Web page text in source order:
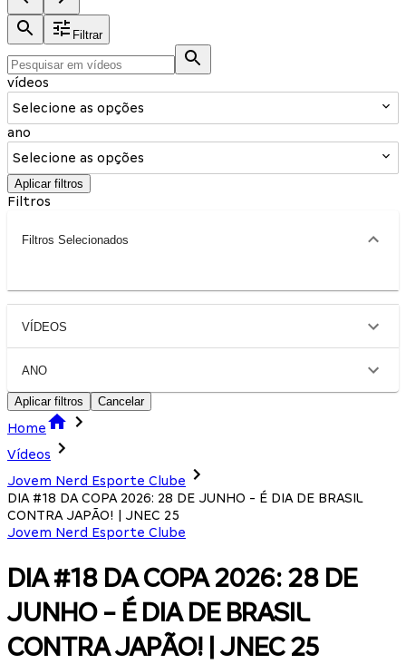
Filtrar
vídeos
Selecione as opções
ano
Selecione as opções
Aplicar filtros
Filtros
Filtros Selecionados
VÍDEOS
ANO
Aplicar filtros Cancelar
Home
Vídeos
Jovem Nerd Esporte Clube
DIA #18 DA COPA 2026: 28 DE JUNHO - É DIA DE BRASIL
CONTRA JAPÃO! | JNEC 25
Jovem Nerd Esporte Clube
DIA #18 DA COPA 2026: 28 DE
JUNHO - É DIA DE BRASIL
CONTRA JAPÃO! | JNEC 25